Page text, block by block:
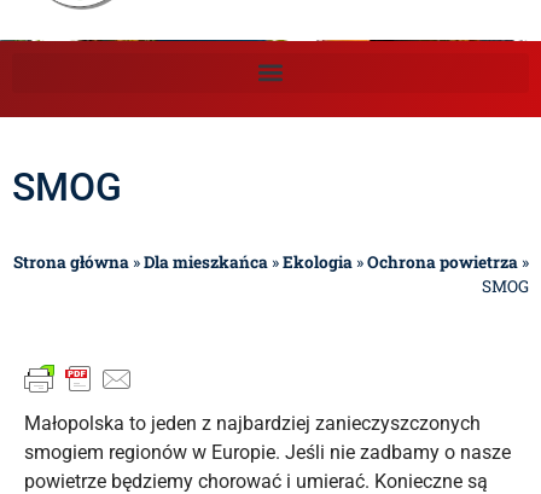
SMOG
Strona główna »Dla mieszkańca »Ekologia »Ochrona powietrza »
SMOG
Małopolska to jeden z najbardziej zanieczyszczonych
smogiem regionów w Europie. Jeśli nie zadbamy o nasze
powietrze będziemy chorować i umierać. Konieczne są